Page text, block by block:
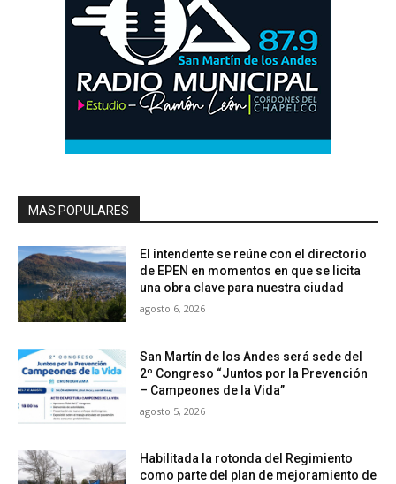
MAS POPULARES
El intendente se reúne con el directorio
de EPEN en momentos en que se licita
una obra clave para nuestra ciudad
agosto 6, 2026
San Martín de los Andes será sede del
2º Congreso “Juntos por la Prevención
– Campeones de la Vida”
agosto 5, 2026
Habilitada la rotonda del Regimiento
como parte del plan de mejoramiento de